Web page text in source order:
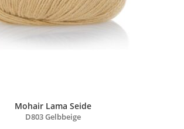
Mohair Lama Seide
D803 Gelbbeige